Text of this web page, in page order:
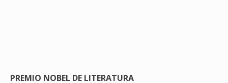
PREMIO NOBEL DE LITERATURA